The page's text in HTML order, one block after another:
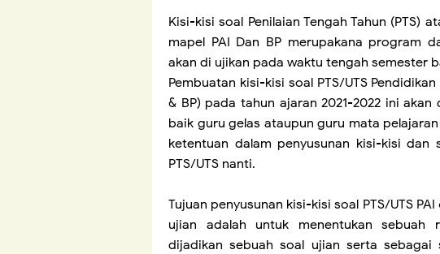
Kisi-kisi soal Penilaian Tengah Tahun (PTS)
mapel PAI Dan BP merupakana program
akan di ujikan pada waktu tengah semester
Pembuatan kisi-kisi soal PTS/UTS
& BP) pada tahun ajaran 2021-2022 ini
baik guru gelas ataupun guru mata
ketentuan dalam penyusunan kisi-kisi
PTS/UTS nanti.
Tujuan penyusunan kisi-kisi soal PTS/UTS
ujian adalah untuk menentukan
dijadikan sebuah soal ujian serta sebagai